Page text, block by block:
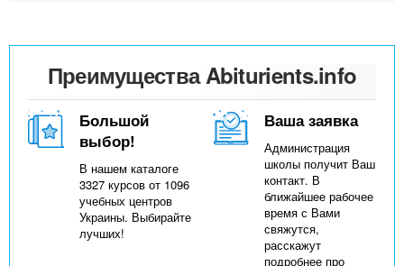
Преимущества Abiturients.info
Большой
выбор!
В нашем каталоге
3327 курсов от 1096
учебных центров
Украины. Выбирайте
лучших!
Ваша заявка
Администрация
школы получит Ваш
контакт. В
ближайшее рабочее
время с Вами
свяжутся,
расскажут
подробнее про